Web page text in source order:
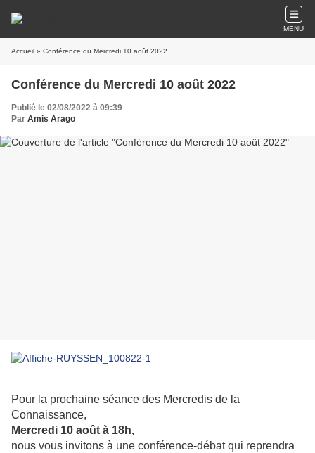
MENU
Accueil » Conférence du Mercredi 10 août 2022
Conférence du Mercredi 10 août 2022
Publié le 02/08/2022 à 09:39
Par Amis Arago
Pour la prochaine séance des Mercredis de la
Connaissance,
Mercredi 10 août à 18h,
nous vous invitons à une conférence-débat qui reprendra